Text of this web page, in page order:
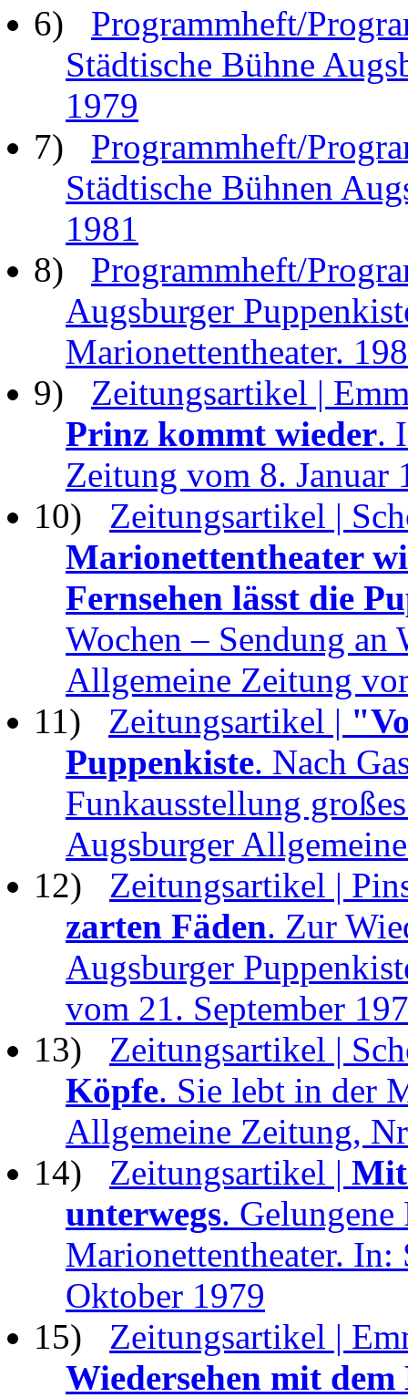
6) Programmheft/
Städtische Bühne
1979
7) Programmheft/
Städtische Bühnen
1981
8) Programmheft/
Augsburger
Marionettentheater.
9) Zeitungsartikel |
Prinz kommt wieder.
Zeitung vom 8. Januar
10) Zeitungsartikel |
Marionettentheater
Fernsehen lässt die
Wochen – Sendung an
Allgemeine Zeitung
11) Zeitungsartikel |
Puppenkiste. Nach
Funkausstellung
Augsburger
12) Zeitungsartikel |
zarten Fäden. Zur
Augsburger
vom 21. September
13) Zeitungsartikel |
Köpfe. Sie lebt in der
Allgemeine Zeitung,
14) Zeitungsartikel | Mit
unterwegs.
Marionettentheater. In:
Oktober 1979
15) Zeitungsartikel |
Wiedersehen mit